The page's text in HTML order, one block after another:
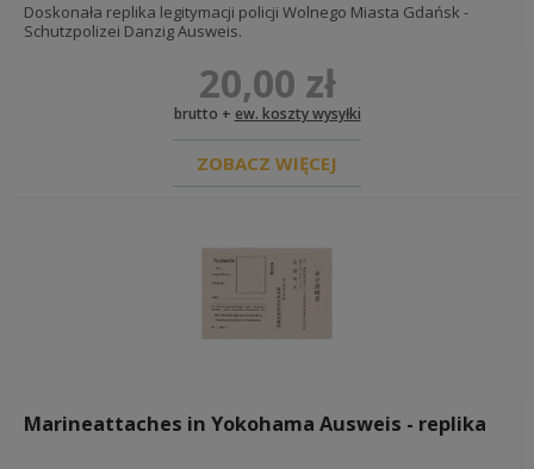
Doskonała replika legitymacji policji Wolnego Miasta Gdańsk -
Schutzpolizei Danzig Ausweis.
20,00 zł
brutto + ew. koszty wysyłki
ZOBACZ WIĘCEJ
Marineattaches in Yokohama Ausweis - replika